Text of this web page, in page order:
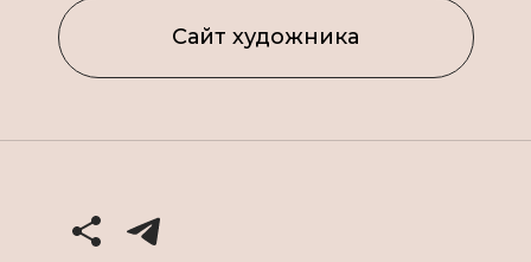
Сайт художника